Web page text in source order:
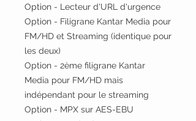
Option - Lecteur d'URL d'urgence
Option - Filigrane Kantar Media pour
FM/HD et Streaming (identique pour
les deux)
Option - 2ème filigrane Kantar
Media pour FM/HD mais
indépendant pour le streaming
Option - MPX sur AES-EBU